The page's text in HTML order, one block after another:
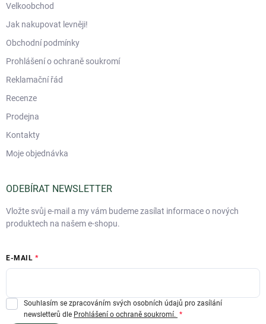
Velkoobchod
Jak nakupovat levněji!
Obchodní podmínky
Prohlášení o ochraně soukromí
Reklamační řád
Recenze
Prodejna
Kontakty
Moje objednávka
ODEBÍRAT NEWSLETTER
Vložte svůj e-mail a my vám budeme zasílat informace o nových
produktech na našem e-shopu.
E-MAIL
Souhlasím se zpracováním svých osobních údajů pro zasílání
newsletterů dle Prohlášení o ochraně soukromí.